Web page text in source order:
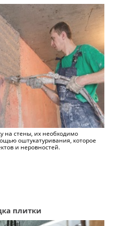
на стены, их необходимо
оштукатуривания, которое
и неровностей.
плитки